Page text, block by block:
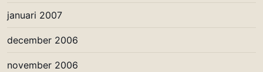
januari 2007
december 2006
november 2006